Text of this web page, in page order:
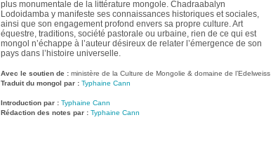
plus monumentale de la littérature mongole. Chadraabalyn
Lodoidamba y manifeste ses connaissances historiques et sociales,
ainsi que son engagement profond envers sa propre culture. Art
équestre, traditions, société pastorale ou urbaine, rien de ce qui est
mongol n’échappe à l’auteur désireux de relater l’émergence de son
pays dans l’histoire universelle.
Avec le soutien de : ministère de la Culture de Mongolie & domaine de l’Edelweiss
Traduit du mongol par : Typhaine Cann
Introduction par : Typhaine Cann
Rédaction des notes par : Typhaine Cann